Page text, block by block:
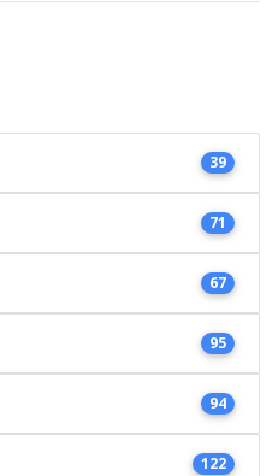
39
71
67
95
94
122